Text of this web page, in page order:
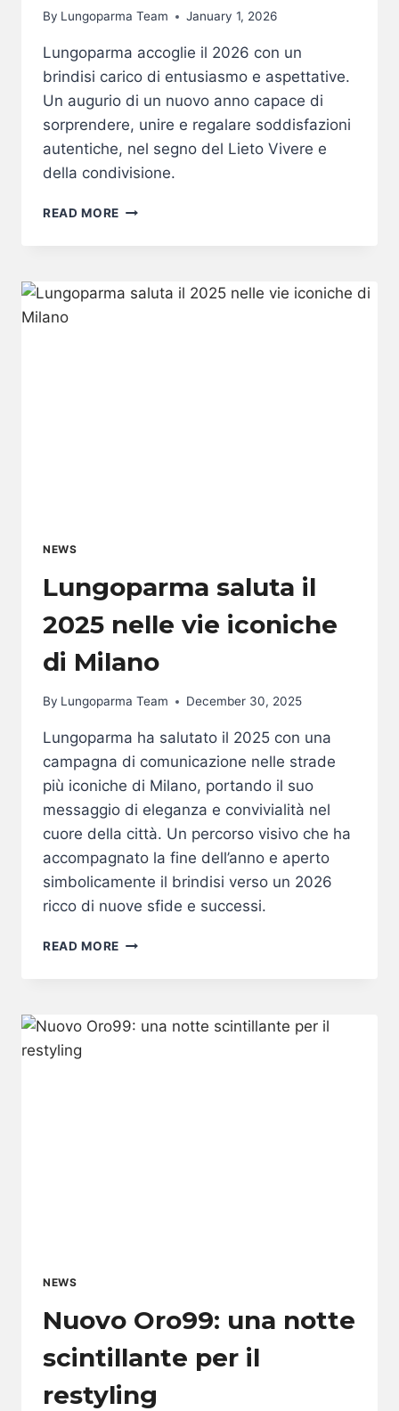
By Lungoparma Team January 1, 2026
Lungoparma accoglie il 2026 con un
brindisi carico di entusiasmo e aspettative.
Un augurio di un nuovo anno capace di
sorprendere, unire e regalare soddisfazioni
autentiche, nel segno del Lieto Vivere e
della condivisione.
READ MORE UN
NEWS
Lungoparma saluta il
2025 nelle vie iconiche
di Milano
By Lungoparma Team December 30, 2025
Lungoparma ha salutato il 2025 con una
campagna di comunicazione nelle strade
più iconiche di Milano, portando il suo
messaggio di eleganza e convivialità nel
cuore della città. Un percorso visivo che ha
accompagnato la fine dell’anno e aperto
simbolicamente il brindisi verso un 2026
ricco di nuove sfide e successi.
READ MORE LUNGOPARMA
NELLE
VIE
NEWS
Nuovo Oro99: una notte
scintillante per il
restyling